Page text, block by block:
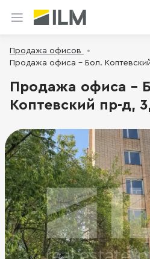
Продажа офисов
Продажа офиса - Бол.
Продажа офиса -
Коптевский пр-д,